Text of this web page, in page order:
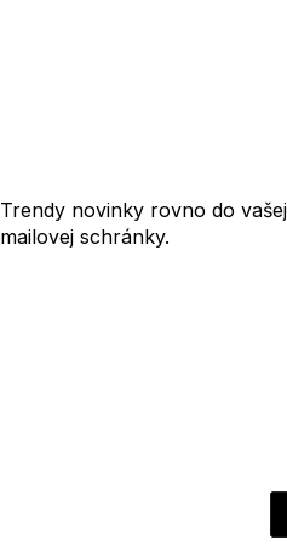
Trendy novinky rovno do
mailovej schránky.